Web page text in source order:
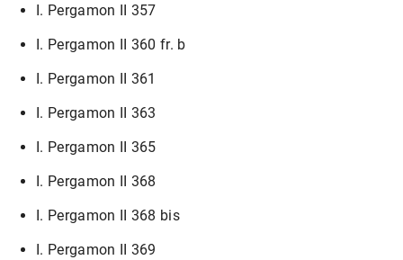
I. Pergamon II 357
I. Pergamon II 360 fr. b
I. Pergamon II 361
I. Pergamon II 363
I. Pergamon II 365
I. Pergamon II 368
I. Pergamon II 368 bis
I. Pergamon II 369